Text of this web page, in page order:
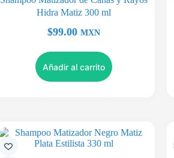
Hidra Matiz 300 ml
$99.00 MXN
Añadir al carrito